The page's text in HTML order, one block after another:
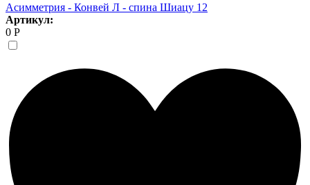
Асимметрия - Конвей Л - спина Шиацу 12
Артикул:
0 Р